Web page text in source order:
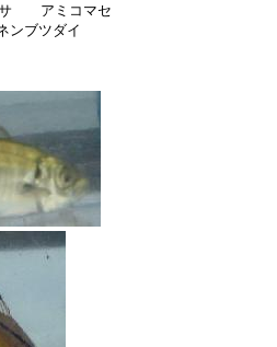
　アミコマセ
ブツダイ